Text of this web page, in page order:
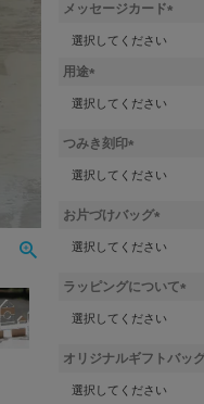
メッセージカード
用途
(
須
)
つみき刻印
須
お片づけバッグ
ラッピングについて
須
オリジナルギフトバッ